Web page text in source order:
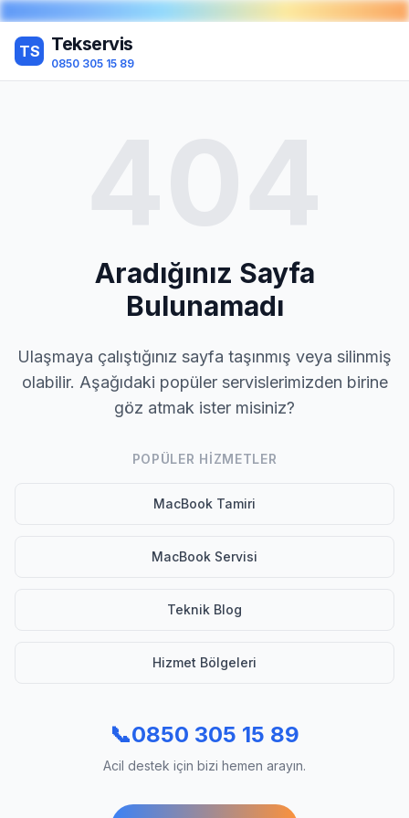
TS Tekservis
0850 305 15 89
Aradığınız Sayfa
Bulunamadı
Ulaşmaya çalıştığınız sayfa taşınmış veya silinmiş
olabilir. Aşağıdaki popüler servislerimizden birine
göz atmak ister misiniz?
POPÜLER HIZMETLER
MacBook Tamiri
MacBook Servisi
Teknik Blog
Hizmet Bölgeleri
📞0850 305 15 89
Acil destek için bizi hemen arayın.